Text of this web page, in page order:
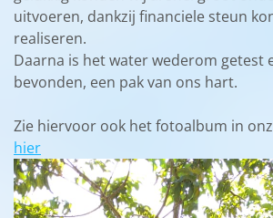
uitvoeren, dankzij financiele steun
realiseren.
Daarna is het water wederom getest
bevonden, een pak van ons hart.
Zie hiervoor ook het fotoalbum in
hier